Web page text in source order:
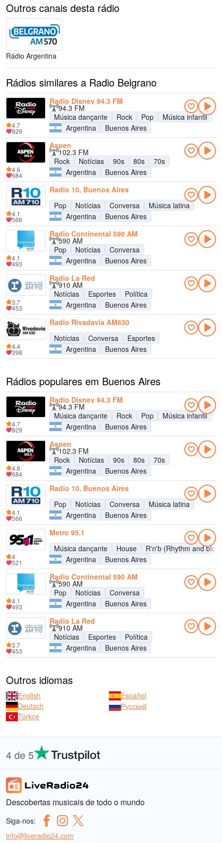
Outros canais desta rádio
Rádio Argentina
Rádios similares a Radio Belgrano
Radio Disney 94.3 FM
94.3 FM
Música dançante
Rock Pop Música infantil
Argentina
Buenos Aires
4.7
829
Aspen
102.3 FM
Rock
Notícias 90s 80s
70s
Argentina
Buenos Aires
4.6
684
Radio 10, Buenos Aires
Pop
Notícias Conversa
Música latina
Argentina
Buenos Aires
4.1
566
Radio Continental 590 AM
590 AM
Pop
Notícias
Conversa
Argentina
Buenos Aires
4.1
493
Radio La Red
910 AM
Notícias
Esportes
Política
Argentina
Buenos Aires
3.7
453
Radio Rivadavia AM630
Notícias
Conversa
Esportes
Argentina
Buenos Aires
4.4
398
Rádios populares em Buenos Aires
Radio Disney 94.3 FM
94.3 FM
Música dançante
Rock Pop Música infantil
Argentina
Buenos Aires
4.7
829
Aspen
102.3 FM
Rock
Notícias 90s 80s
70s
Argentina
Buenos Aires
4.6
684
Radio 10, Buenos Aires
Pop
Notícias Conversa
Música latina
Argentina
Buenos Aires
4.1
566
Metro 95.1
Música dançante
House
R'n'b (Rhythm and
Argentina
Buenos Aires
4
521
Radio Continental 590 AM
590 AM
Pop
Notícias
Conversa
Argentina
Buenos Aires
4.1
493
Radio La Red
910 AM
Notícias
Esportes
Política
Argentina
Buenos Aires
3.7
453
Outros idiomas
English
Español
Deutsch
Русский
Türkçe
4 de 5
Descobertas musicais de todo o mundo
Siga-nos:
info@liveradio24.com